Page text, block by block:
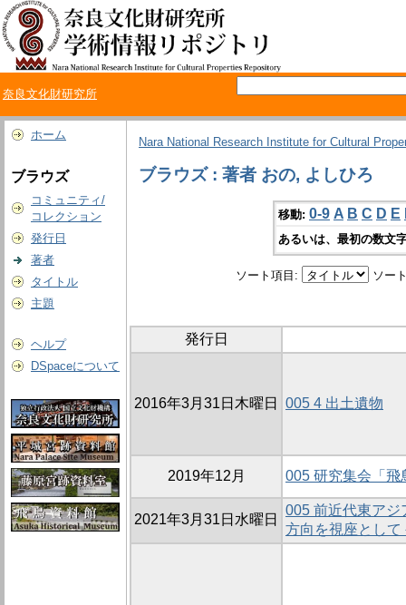
奈良文化財研究所
ホーム
ブラウズ
コミュニティ/
コレクション
発行日
著者
タイトル
主題
ヘルプ
DSpaceについて
Nara National Research Institute for Cultural
ブラウズ : 著者 おの, よしひろ
移動: 0-9 A B C D E
あるいは、最初の数文
ソート項目: ソー
発行日
2016年3月31日木曜日 005 4 出土遺物
2019年12月 005 研究集会「飛
2021年3月31日水曜日
005 前近代東アジ
方向を視座として